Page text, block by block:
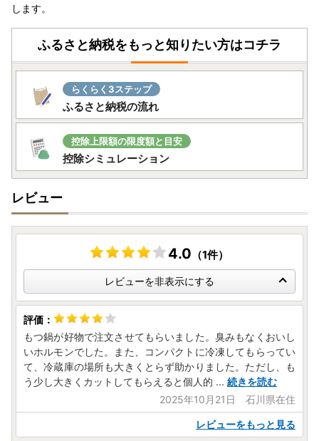
します。
ふるさと納税をもっと知りたい方はコチラ
らくらく3ステップ
ふるさと納税の流れ
控除上限額の限度額と目安
控除シミュレーション
レビュー
4.0 （1件）
レビューを非表示にする
もつ鍋が好物で注文させてもらいました。臭みもなくおいし
いホルモンでした。また、コンパクトに冷凍してもらってい
て、冷蔵庫の場所も大きくとらず助かりました。ただし、も
う少し大きくカットしてもらえると個人的 ... 続きを読む
2025年10月21日 石川県在住
レビューをもっと見る